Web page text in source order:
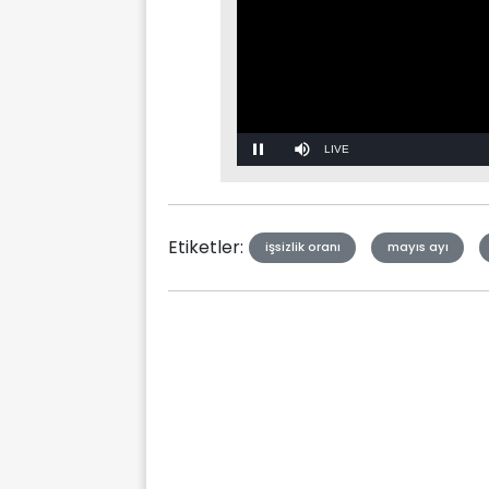
Mute Stream
Etiketler: işsizlik oranı mayıs ayı